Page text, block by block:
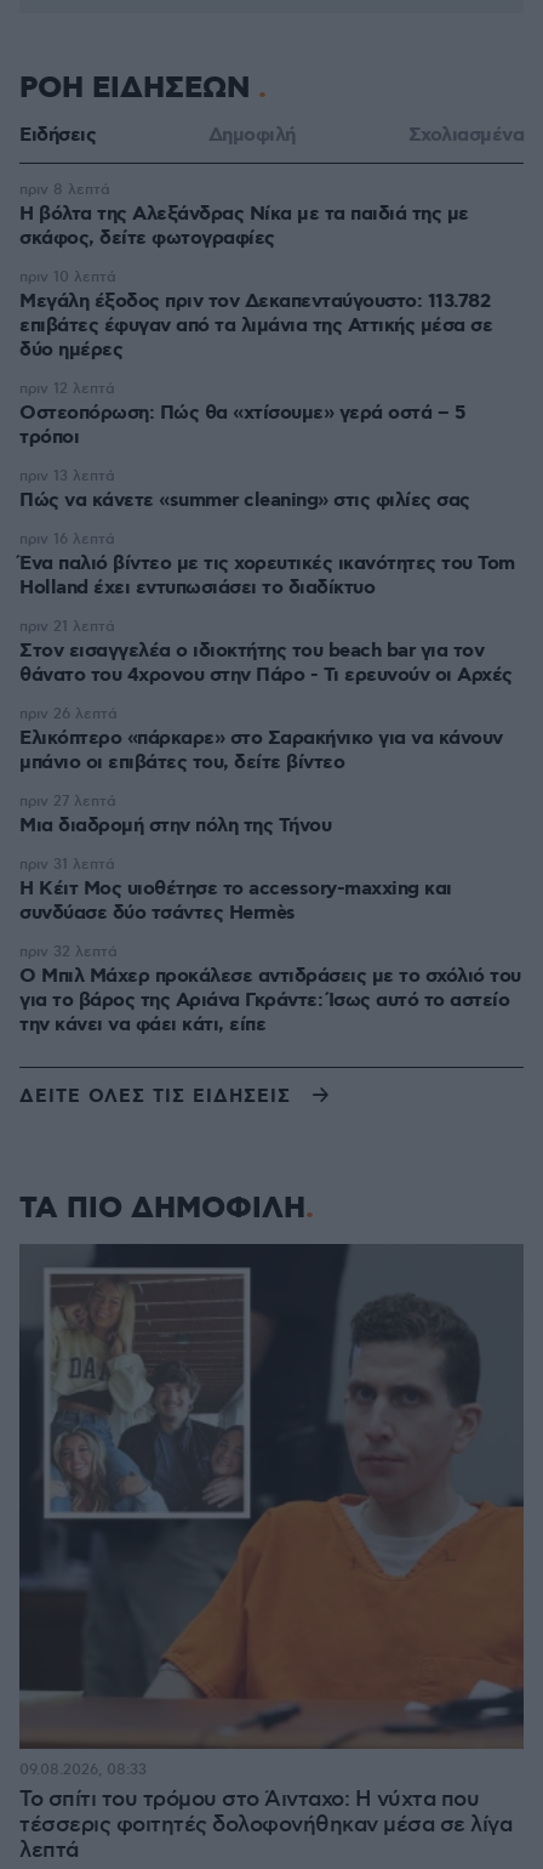
ΡΟΗ ΕΙΔΗΣΕΩΝ
Ειδήσεις Δημοφιλή Σχολιασμένα
Η βόλτα της Αλεξάνδρας Νίκα με τα παιδιά της με
σκάφος, δείτε φωτογραφίες
πριν 8 λεπτά
Μεγάλη έξοδος πριν τον Δεκαπενταύγουστο: 113.782
επιβάτες έφυγαν από τα λιμάνια της Αττικής μέσα σε
δύο ημέρες
πριν 10 λεπτά
Οστεοπόρωση: Πώς θα «χτίσουμε» γερά οστά – 5
τρόποι
πριν 12 λεπτά
Πώς να κάνετε «summer cleaning» στις φιλίες σας
πριν 13 λεπτά
Ένα παλιό βίντεο με τις χορευτικές ικανότητες του Tom
Holland έχει εντυπωσιάσει το διαδίκτυο
πριν 16 λεπτά
Στον εισαγγελέα ο ιδιοκτήτης του beach bar για τον
θάνατο του 4χρονου στην Πάρο - Τι ερευνούν οι Αρχές
πριν 21 λεπτά
Ελικόπτερο «πάρκαρε» στο Σαρακήνικο για να κάνουν
μπάνιο οι επιβάτες του, δείτε βίντεο
πριν 26 λεπτά
Μια διαδρομή στην πόλη της Τήνου
πριν 27 λεπτά
Η Κέιτ Μος υιοθέτησε τo accessory-maxxing και
συνδύασε δύο τσάντες Hermès
πριν 31 λεπτά
Ο Μπιλ Μάχερ προκάλεσε αντιδράσεις με το σχόλιό του
για το βάρος της Αριάνα Γκράντε: Ίσως αυτό το αστείο
την κάνει να φάει κάτι, είπε
πριν 32 λεπτά
ΔΕΙΤΕ ΟΛΕΣ ΤΙΣ ΕΙΔΗΣΕΙΣ
ΤΑ ΠΙΟ ΔΗΜΟΦΙΛΗ
Το σπίτι του τρόμου στο Άινταχο: Η νύχτα που
τέσσερις φοιτητές δολοφονήθηκαν μέσα σε λίγα
λεπτά
09.08.2026, 08:33